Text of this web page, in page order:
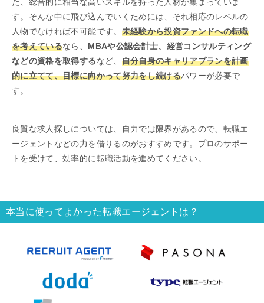
す。そんな中に飛び込んでいくためには、それ相応のレベルの
人物でなければ不可能です。 未経験から投資ファンドへの転職
を考えているなら、 MBAや公認会計士、経営コンサルティング
などの資格を取得するなど、 自分自身のキャリアプランを計画
的に立てて、目標に向かって努力をし続けるパワーが必要で
す。
良質な求人探しについては、自力では限界があるので、転職エ
ージェントなどの力を借りるのがおすすめです。プロのサポー
トを受けて、効率的に転職活動を進めてください。
本当に使ってよかった転職エージェントは？